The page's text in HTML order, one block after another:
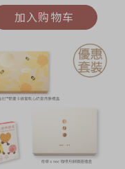
加入购物车